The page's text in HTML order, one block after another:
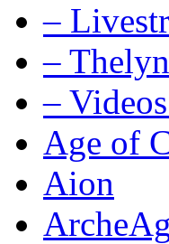
–
–
–
Age of
Aion